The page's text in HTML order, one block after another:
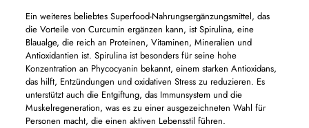
Ein weiteres beliebtes Superfood-Nahrungsergänzungsmittel, das
die Vorteile von Curcumin ergänzen kann, ist Spirulina, eine
Blaualge, die reich an Proteinen, Vitaminen, Mineralien und
Antioxidantien ist. Spirulina ist besonders für seine hohe
Konzentration an Phycocyanin bekannt, einem starken Antioxidans,
das hilft, Entzündungen und oxidativen Stress zu reduzieren. Es
unterstützt auch die Entgiftung, das Immunsystem und die
Muskelregeneration, was es zu einer ausgezeichneten Wahl für
Personen macht, die einen aktiven Lebensstil führen.